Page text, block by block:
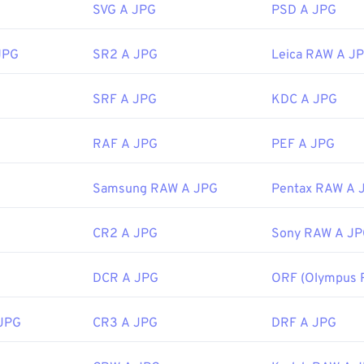
immagini, nell'editor di immagini o nel browser web
"Apri con" per effettuare la selezione.
come
Microsoft Foto e sulle applicazioni Mac OS come
Joint Photographic Experts Group
Selettore coloriper scegliere i colori dalle immagini
SVG A JPG PSD A JPG
SR2 A JPG Leica RAW A
SRF A JPG KDC A JPG
RAF A JPG PEF A JPG
Samsung RAW A JPG Pentax RAW A
CR2 A JPG Sony RAW A
DCR A JPG ORF (Olympus
CR3 A JPG DRF A JPG